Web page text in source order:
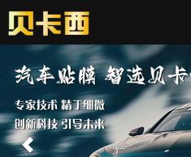
Previous